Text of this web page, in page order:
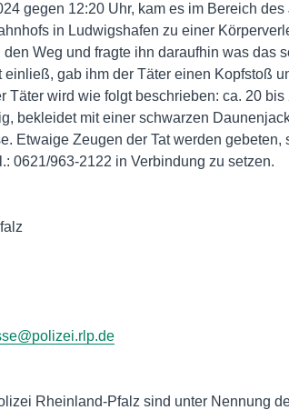
gegen 12:20 Uhr, kam es im Bereich
in Ludwigshafen zu einer
den Weg und fragte ihn daraufhin was das
einließ, gab ihm der Täter einen Kopfstoß
Täter wird wie folgt beschrieben: ca. 20
bekleidet mit einer schwarzen
Etwaige Zeugen der Tat werden
0621/963-2122 in Verbindung zu setzen.
Rheinland-Pfalz sind unter Nennung